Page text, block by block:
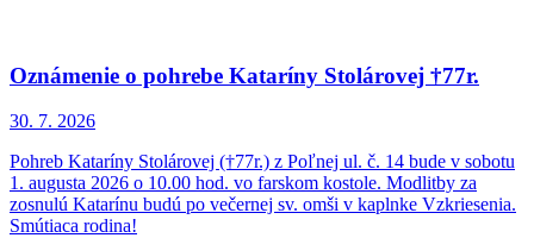
Oznámenie o pohrebe Kataríny Stolárovej †77r.
30. 7. 2026
Pohreb Kataríny Stolárovej (†77r.) z Poľnej ul. č. 14 bude v sobotu
1. augusta 2026 o 10.00 hod. vo farskom kostole. Modlitby za
zosnulú Katarínu budú po večernej sv. omši v kaplnke Vzkriesenia.
Smútiaca rodina!